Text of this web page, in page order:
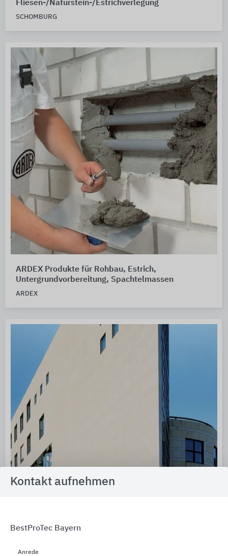
Fliesen-/Naturstein-/Estrichverlegung
SCHOMBURG
ARDEX Produkte für Rohbau, Estrich,
Untergrundvorbereitung, Spachtelmassen
ARDEX
Kontakt aufnehmen
BestProTec Bayern
Anrede